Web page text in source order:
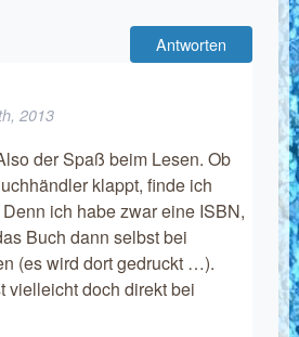
Antworten
2013
der Spaß beim Lesen. Ob
klappt, finde ich
ich habe zwar eine ISBN,
Buch dann selbst bei
(es wird dort gedruckt …).
vielleicht doch direkt bei